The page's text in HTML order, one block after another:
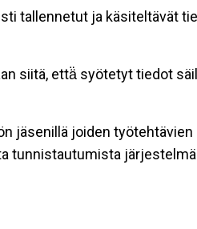
tallennetut ja käsiteltävät
siitä, että̈ syötetyt tiedot
jäsenillä joiden
tunnistautumista